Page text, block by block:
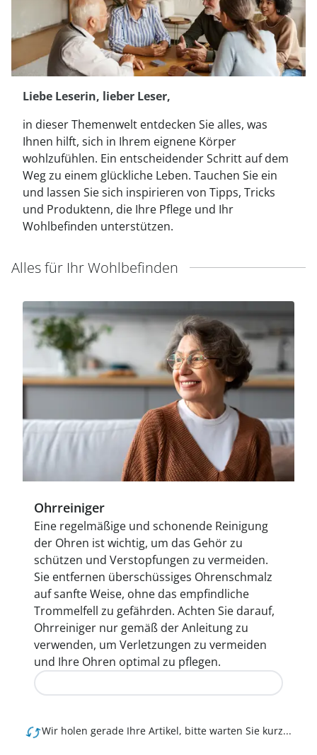
Fußpflegeprodukte
Hausapotheke
Kälte- & Wärmetherapie
‎ Alle Anzeigen
Hygieneprodukte
Toilettenstühle
Urinflaschen &
Elektromobile
Ess- & Trinkhilfen
‎ Alle Anzeigen
Nagel- &
Fußpflegeprodukte
Ohrreiniger
Parfüm
‎ Alle Anzeigen
Kälte- & Wärmetherapie
Massage-Produkte
Sesselschoner
Herrenbekleidung
Herrenschuhe
Mützen & Hüte
Taschen
Gartenaccessoires
Geschenkideen
Insektenabwehr
‎ Alle Anzeigen
Liebe Leserin, lieber Leser,
in dieser Themenwelt entdecken Sie alles, was
Ihnen hilft, sich in Ihrem eignene Körper
wohlzufühlen. Ein entscheidender Schritt auf dem
Weg zu einem glückliche Leben. Tauchen Sie ein
und lassen Sie sich inspirieren von Tipps, Tricks
und Produktenn, die Ihre Pflege und Ihr
Wohlbefinden unterstützen.
Alles für Ihr Wohlbefinden
Ohrreiniger
Eine regelmäßige und schonende Reinigung
der Ohren ist wichtig, um das Gehör zu
schützen und Verstopfungen zu vermeiden.
Sie entfernen überschüssiges Ohrenschmalz
auf sanfte Weise, ohne das empfindliche
Trommelfell zu gefährden. Achten Sie darauf,
Ohrreiniger nur gemäß der Anleitung zu
verwenden, um Verletzungen zu vermeiden
und Ihre Ohren optimal zu pflegen.
Wir holen gerade Ihre Artikel, bitte warten Sie kurz...